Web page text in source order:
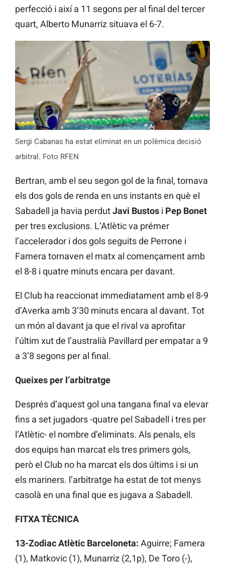
perfecció i així a 11 segons per al final del tercer
quart, Alberto Munarriz situava el 6-7.
Sergi Cabanas ha estat eliminat en un polèmica decisió
arbitral. Foto RFEN
Bertran, amb el seu segon gol de la final, tornava
els dos gols de renda en uns instants en què el
Sabadell ja havia perdutJavi Bustos i Pep Bonet
per tres exclusions. L’Atlètic va prémer
l’accelerador i dos gols seguits de Perrone i
Famera tornaven el matx al començament amb
el 8-8 i quatre minuts encara per davant.
El Club ha reaccionat immediatament amb el 8-9
d’Averka amb 3’30 minuts encara al davant. Tot
un món al davant ja que el rival va aprofitar
l’últim xut de l’australià Pavillard per empatar a 9
a 3’8 segons per al final.
Queixes per l’arbitratge
Després d’aquest gol una tangana final va elevar
fins a set jugadors -quatre pel Sabadell i tres per
l’Atlètic- el nombre d’eliminats. Als penals, els
dos equips han marcat els tres primers gols,
però el Club no ha marcat els dos últims i si un
els mariners. l’arbitratge ha estat de tot menys
casolà en una final que es jugava a Sabadell.
FITXA TÈCNICA
13-Zodiac Atlètic Barceloneta: Aguirre; Famera
(1), Matkovic (1), Munarriz (2,1p), De Toro (-),